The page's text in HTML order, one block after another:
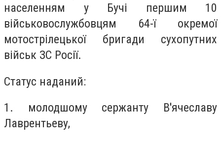
населенням у Бучі першим 10
військовослужбовцям 64-ї окремої
мотострілецької бригади сухопутних
військ ЗС Росії.
Статус наданий:
1. молодшому сержанту В'ячеславу
Лаврентьеву,